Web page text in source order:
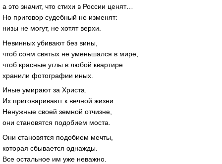
а это значит, что стихи в России ценят…
Но приговор судебный не изменят:
низы не могут, не хотят верхи.
Невинных убивают без вины,
чтоб сонм святых не уменьшался в мире,
чтоб красные углы в любой квартире
хранили фотографии иных.
Иные умирают за Христа.
Их приговаривают к вечной жизни.
Ненужные своей земной отчизне,
они становятся подобием моста.
Они становятся подобием мечты,
которая сбывается однажды.
Все остальное им уже неважно.